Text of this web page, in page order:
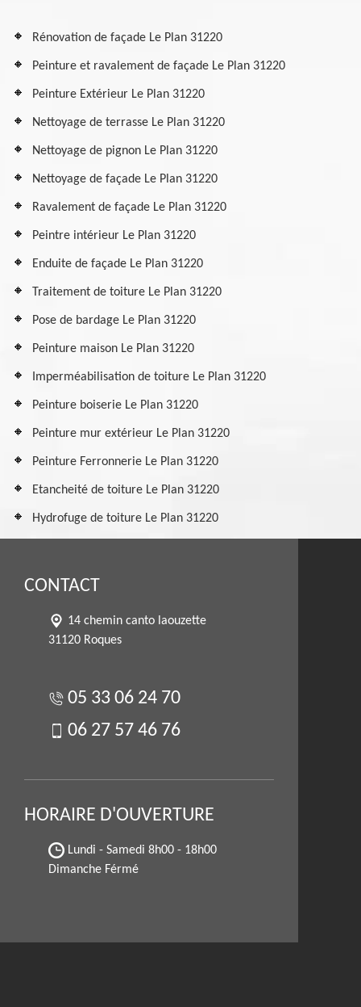
Rénovation de façade Le Plan 31220
Peinture et ravalement de façade Le Plan 31220
Peinture Extérieur Le Plan 31220
Nettoyage de terrasse Le Plan 31220
Nettoyage de pignon Le Plan 31220
Nettoyage de façade Le Plan 31220
Ravalement de façade Le Plan 31220
Peintre intérieur Le Plan 31220
Enduite de façade Le Plan 31220
Traitement de toiture Le Plan 31220
Pose de bardage Le Plan 31220
Peinture maison Le Plan 31220
Imperméabilisation de toiture Le Plan 31220
Peinture boiserie Le Plan 31220
Peinture mur extérieur Le Plan 31220
Peinture Ferronnerie Le Plan 31220
Etancheité de toiture Le Plan 31220
Hydrofuge de toiture Le Plan 31220
CONTACT
14 chemin canto laouzette
31120 Roques
05 33 06 24 70
06 27 57 46 76
HORAIRE D'OUVERTURE
Lundi - Samedi 8h00 - 18h00
Dimanche Férmé